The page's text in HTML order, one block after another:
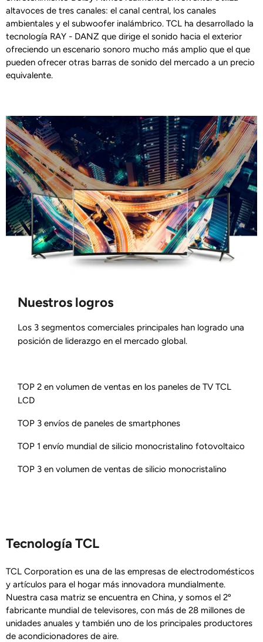
altavoces de tres canales: el canal central, los canales
ambientales y el subwoofer inalámbrico. TCL ha desarrollado la
tecnología RAY - DANZ que dirige el sonido hacia el exterior
ofreciendo un escenario sonoro mucho más amplio que el que
pueden ofrecer otras barras de sonido del mercado a un precio
equivalente.
Nuestros logros
Los 3 segmentos comerciales principales han logrado una
posición de liderazgo en el mercado global.
TOP 2 en volumen de ventas en los paneles de TV TCL
LCD
TOP 3 envíos de paneles de smartphones
TOP 1 envío mundial de silicio monocristalino fotovoltaico
TOP 3 en volumen de ventas de silicio monocristalino
Tecnología TCL
TCL Corporation es una de las empresas de electrodomésticos
y artículos para el hogar más innovadora mundialmente.
Nuestra casa matriz se encuentra en China, y somos el 2º
fabricante mundial de televisores, con más de 28 millones de
unidades anuales y también uno de los principales productores
de acondicionadores de aire.